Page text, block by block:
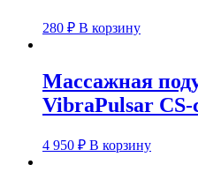
280 ₽ В корзину
Массажная
VibraPulsar CS-
4 950 ₽ В корзину